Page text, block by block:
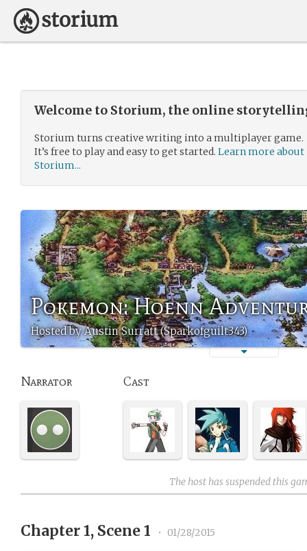
Welcome to Storium, the online
Storium turns creative writing into a multiplayer game.
It’s free to play and easy to get started. Learn more about
Storium...
Pokemon: Hoenn
Hosted by Austin Surratt (Sparkofguilt343)
Narrator Cast
The host has suspended this
Chapter 1, Scene 1 • 01/28/2015